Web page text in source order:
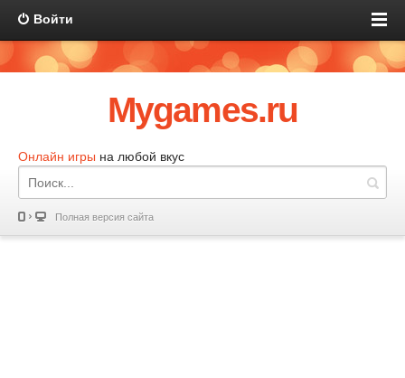
Войти
Mygames.ru
Онлайн игры на любой вкус
Полная версия сайта